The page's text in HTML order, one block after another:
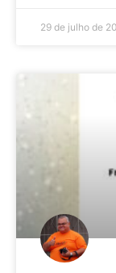
29 de julho de